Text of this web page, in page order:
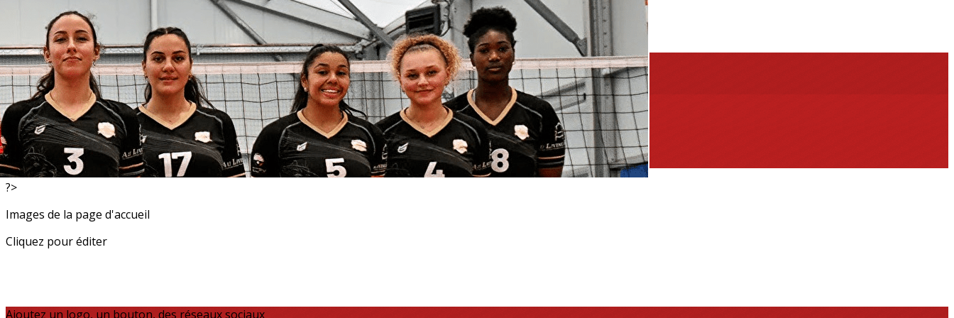
Exporter les lignes sélectionnées
Exporter toutes les colonnes
Exporter uniquement les colonnes affichées
Menu
<
Resultats
Actualités
?>
Images de la page d'accueil
Cliquez pour éditer
Ajoutez un logo, un bouton, des réseaux sociaux